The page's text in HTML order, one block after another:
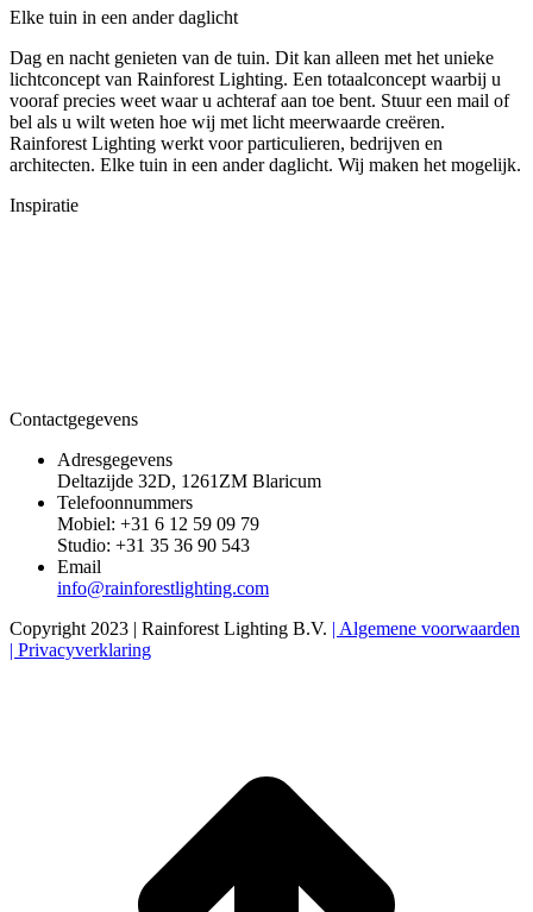
Elke tuin in een ander daglicht
Dag en nacht genieten van de tuin. Dit kan alleen met het unieke
lichtconcept van Rainforest Lighting. Een totaalconcept waarbij u
vooraf precies weet waar u achteraf aan toe bent. Stuur een mail of
bel als u wilt weten hoe wij met licht meerwaarde creëren.
Rainforest Lighting werkt voor particulieren, bedrijven en
architecten. Elke tuin in een ander daglicht. Wij maken het mogelijk.
Inspiratie
Contactgegevens
Adresgegevens
Deltazijde 32D, 1261ZM Blaricum
Telefoonnummers
Mobiel: +31 6 12 59 09 79
Studio: +31 35 36 90 543
Email
info@rainforestlighting.com
Copyright 2023 | Rainforest Lighting B.V. | Algemene voorwaarden
| Privacyverklaring